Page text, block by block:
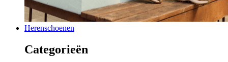
Herenschoenen
Categorieën